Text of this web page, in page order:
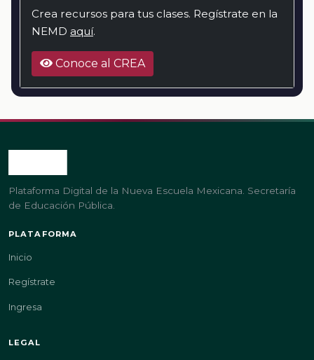
Crea recursos para tus clases. Regístrate en la
NEMD aquí.
Conoce al CREA
Plataforma Digital de la Nueva Escuela Mexicana. Secretaría
de Educación Pública.
PLATAFORMA
Inicio
Regístrate
Ingresa
LEGAL